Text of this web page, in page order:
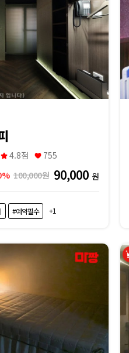
4.8점
755
100,000원 90,000 원
#예약필수 +1